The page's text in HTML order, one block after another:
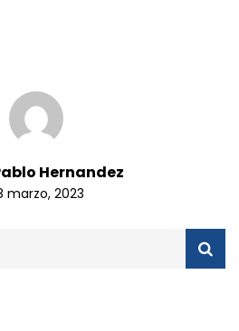
Hernandez
marzo, 2023